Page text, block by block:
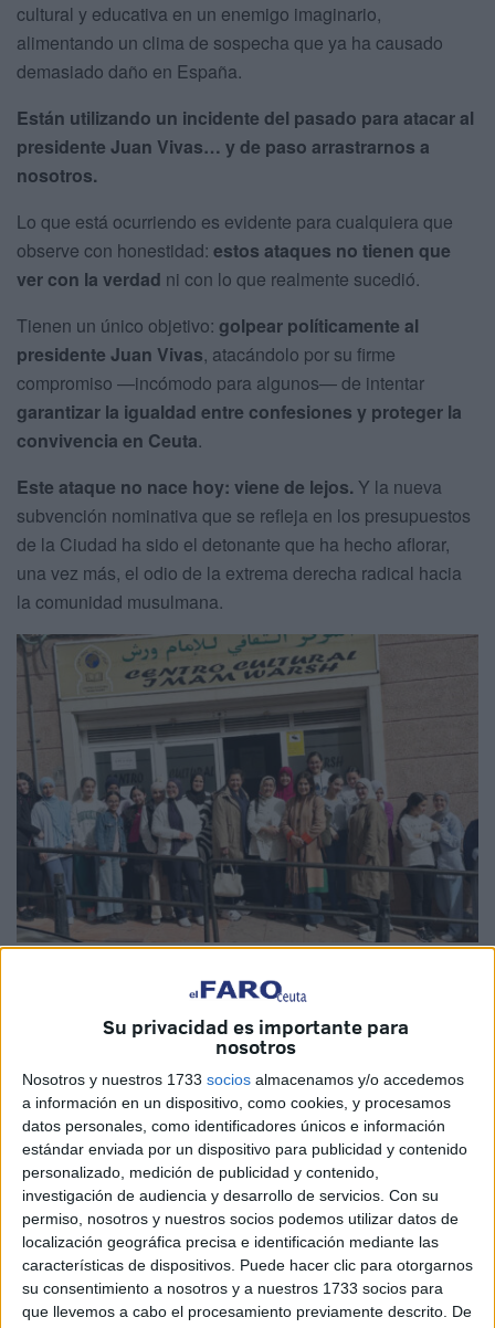
Su privacidad es importante para
nosotros
Nosotros y nuestros 1733 socios almacenamos y/o accedemos
a información en un dispositivo, como cookies, y procesamos
datos personales, como identificadores únicos e información
estándar enviada por un dispositivo para publicidad y contenido
personalizado, medición de publicidad y contenido,
investigación de audiencia y desarrollo de servicios. Con su
permiso, nosotros y nuestros socios podemos utilizar datos de
localización geográfica precisa e identificación mediante las
características de dispositivos. Puede hacer clic para otorgarnos
su consentimiento a nosotros y a nuestros 1733 socios para
que llevemos a cabo el procesamiento previamente descrito. De
cultural y educativa en un enemigo imaginario,
alimentando un clima de sospecha que ya ha causado
demasiado daño en España.
Están utilizando un incidente del pasado para atacar al
presidente Juan Vivas… y de paso arrastrarnos a
nosotros.
Lo que está ocurriendo es evidente para cualquiera que
observe con honestidad: estos ataques no tienen que
ver con la verdad ni con lo que realmente sucedió.
Tienen un único objetivo: golpear políticamente al
presidente Juan Vivas, atacándolo por su firme
compromiso —incómodo para algunos— de intentar
garantizar la igualdad entre confesiones y proteger la
convivencia en Ceuta.
Este ataque no nace hoy: viene de lejos. Y la nueva
subvención nominativa que se refleja en los presupuestos
de la Ciudad ha sido el detonante que ha hecho aflorar,
una vez más, el odio de la extrema derecha radical hacia
la comunidad musulmana.
No se puede entender lo que está ocurriendo sin mirar el
Estos sectores llevan años señalando,
difamando y demonizando cualquier espacio
No es algo nuevo; es una estrategia que arrastran desde
hace tiempo: alimentar la sospecha sobre todo lo
islámico, cuestionar permanentemente nuestra
legitimidad como ciudadanosy presentar nuestras
iniciativas como un problema para la ciudad.
La reciente inclusión de la partida destinada alCentro
Socio-Cultural Imam Warsh , en forma de subvención
nominativa ha sido el pretexto perfectopara reactivar ese